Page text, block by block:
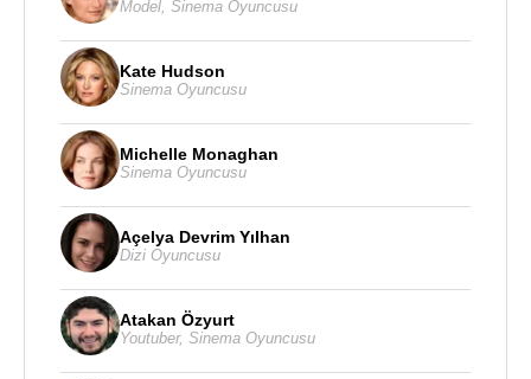
Model Sinema Oyuncusu
Kate Hudson
Sinema Oyuncusu
Michelle Monaghan
Sinema Oyuncusu
Açelya Devrim Yılhan
Dizi Oyuncusu
Atakan Özyurt
Youtuber, Sinema Oyuncusu